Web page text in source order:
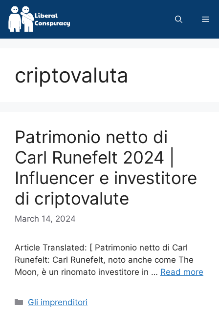
Skip
content
criptovaluta
Patrimonio netto di
Carl Runefelt 2024 |
Influencer e investitore
di criptovalute
March 14, 2024
Article Translated: [ Patrimonio netto di Carl
Runefelt: Carl Runefelt, noto anche come The
Moon, è un rinomato investitore in … Read more
Categories
Gli imprenditori